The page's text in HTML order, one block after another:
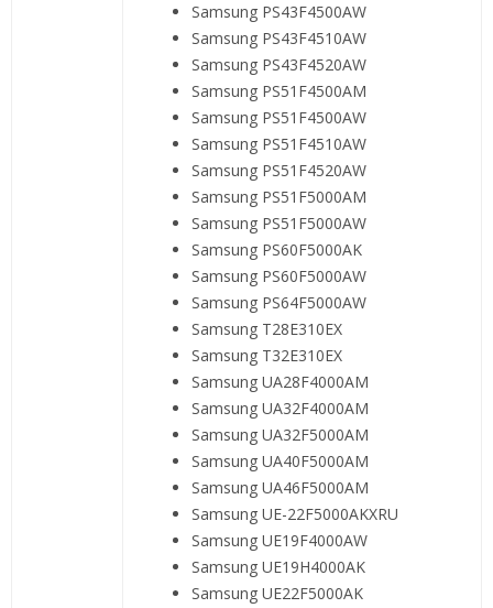
Samsung PS43F4500AW
Samsung PS43F4510AW
Samsung PS43F4520AW
Samsung PS51F4500AM
Samsung PS51F4500AW
Samsung PS51F4510AW
Samsung PS51F4520AW
Samsung PS51F5000AM
Samsung PS51F5000AW
Samsung PS60F5000AK
Samsung PS60F5000AW
Samsung PS64F5000AW
Samsung T28E310EX
Samsung T32E310EX
Samsung UA28F4000AM
Samsung UA32F4000AM
Samsung UA32F5000AM
Samsung UA40F5000AM
Samsung UA46F5000AM
Samsung UE-22F5000AKXRU
Samsung UE19F4000AW
Samsung UE19H4000AK
Samsung UE22F5000AK